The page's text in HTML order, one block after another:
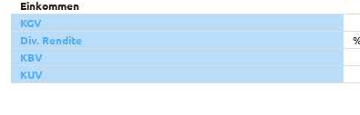
Einkommen
KGV
Div. Rendite
KBV
KUV